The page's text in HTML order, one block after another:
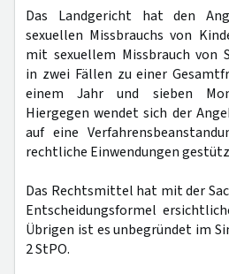
Das Landgericht hat den
sexuellen Missbrauchs von
mit sexuellem Missbrauch von
in zwei Fällen zu einer
einem Jahr und sieben
Hiergegen wendet sich der
auf eine
rechtliche Einwendungen
Das Rechtsmittel hat mit der
Entscheidungsformel
Übrigen ist es unbegründet im
2 StPO.